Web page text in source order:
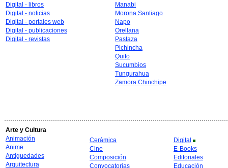
Digital - libros
Digital - noticias
Digital - portales web
Digital - publicaciones
Digital - revistas
Manabi
Morona Santiago
Napo
Orellana
Pastaza
Pichincha
Quito
Sucumbios
Tungurahua
Zamora Chinchipe
Arte y Cultura
Animación
Anime
Antiguedades
Arquitectura
Cerámica
Cine
Composición
Convocatorias
Digital
E-Books
Editoriales
Educación